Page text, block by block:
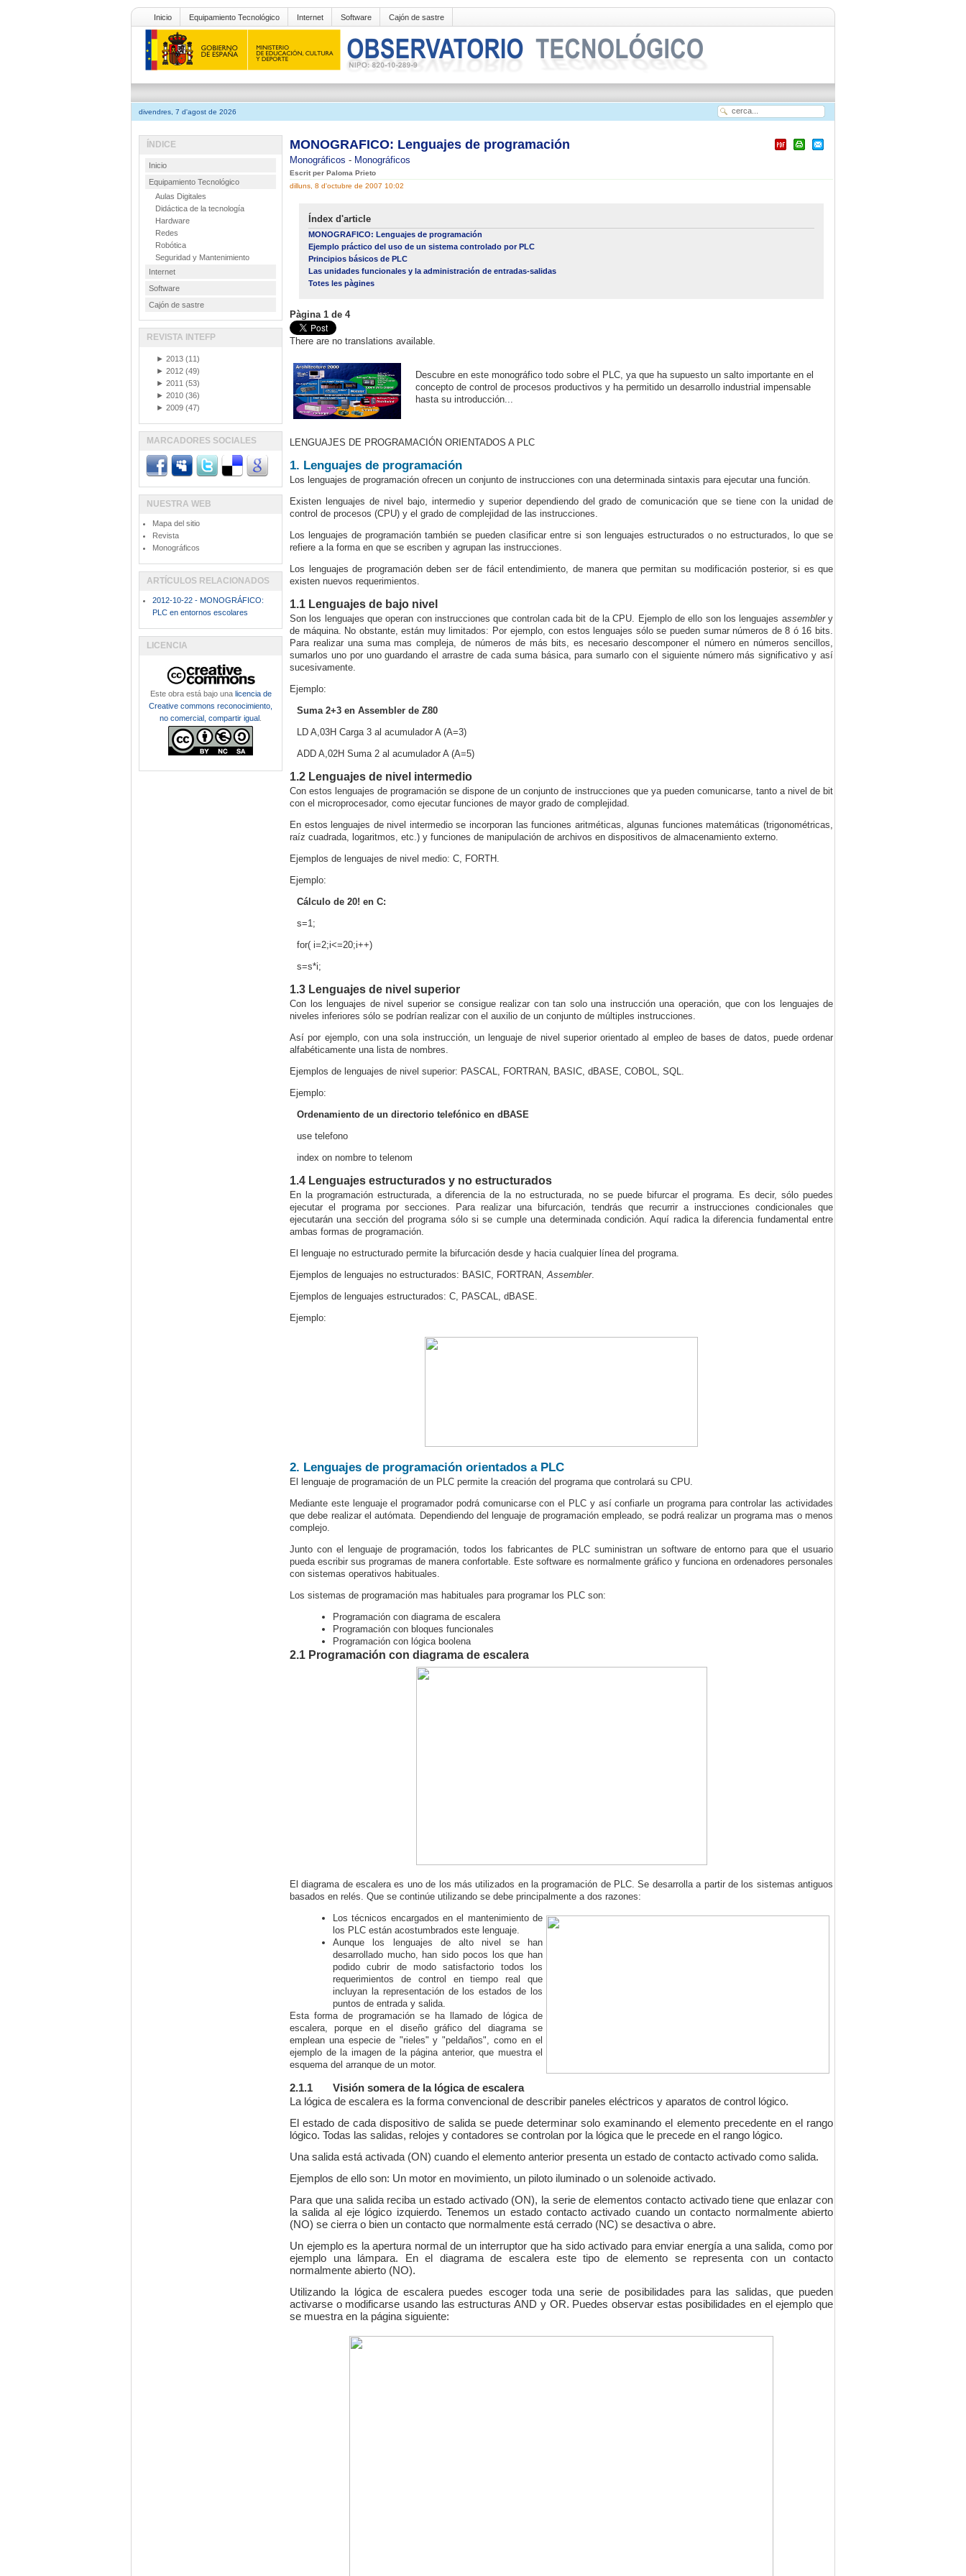
Inicio Equipamiento Tecnológico Internet Software Cajón de sastre
divendres, 7 d'agost de 2026
MONOGRAFICO: Lenguajes de programación
Monográficos - Monográficos
Escrit per Paloma Prieto
dilluns, 8 d'octubre de 2007 10:02
Índex d'article
MONOGRAFICO: Lenguajes de programación
Ejemplo práctico del uso de un sistema controlado por PLC
Principios básicos de PLC
Las unidades funcionales y la administración de entradas-salidas
Totes les pàgines
Pàgina 1 de 4
There are no translations available.
Descubre en este monográfico todo sobre el PLC, ya que ha supuesto un salto importante en el
concepto de control de procesos productivos y ha permitido un desarrollo industrial impensable
hasta su introducción...
LENGUAJES DE PROGRAMACIÓN ORIENTADOS A PLC
1. Lenguajes de programación
Los lenguajes de programación ofrecen un conjunto de instrucciones con una determinada sintaxis para ejecutar una función.
Existen lenguajes de nivel bajo, intermedio y superior dependiendo del grado de comunicación que se tiene con la unidad de
control de procesos (CPU) y el grado de complejidad de las instrucciones.
Los lenguajes de programación también se pueden clasificar entre si son lenguajes estructurados o no estructurados, lo que se
refiere a la forma en que se escriben y agrupan las instrucciones.
Los lenguajes de programación deben ser de fácil entendimiento, de manera que permitan su modificación posterior, si es que
existen nuevos requerimientos.
1.1 Lenguajes de bajo nivel
Son los lenguajes que operan con instrucciones que controlan cada bit de la CPU. Ejemplo de ello son los lenguajes assembler y
de máquina. No obstante, están muy limitados: Por ejemplo, con estos lenguajes sólo se pueden sumar números de 8 ó 16 bits.
Para realizar una sumamas compleja, de números de más bits, es necesario descomponer el número en números sencillos,
sumarlos uno por uno guardando el arrastre de cada suma básica, para sumarlo con el siguiente número más significativo y así
sucesivamente.
Ejemplo:
Suma 2+3 en Assembler de Z80
LD A,03H Carga 3 al acumulador A (A=3)
ADD A,02H Suma 2 al acumulador A (A=5)
1.2 Lenguajes de nivel intermedio
Con estos lenguajes de programación se dispone de un conjunto de instrucciones que ya pueden comunicarse, tanto a nivel de bit
con el microprocesador, como ejecutar funciones de mayor grado de complejidad.
En estos lenguajes de nivel intermedio se incorporan las funciones aritméticas, algunas funciones matemáticas (trigonométricas,
raíz cuadrada, logaritmos, etc.) y funciones de manipulación de archivos en dispositivos de almacenamiento externo.
Ejemplos de lenguajes de nivel medio: C, FORTH.
Ejemplo:
Cálculo de 20! en C:
s=1;
for( i=2;i<=20;i++)
s=s*i;
1.3 Lenguajes de nivel superior
Con los lenguajes de nivel superior se consigue realizar con tan solo una instrucción una operación, que con los lenguajes de
niveles inferiores sólo se podrían realizar con el auxilio de un conjunto de múltiples instrucciones.
Así por ejemplo, con una sola instrucción, un lenguaje de nivel superior orientado al empleo de bases de datos, puede ordenar
alfabéticamente una lista de nombres.
Ejemplos de lenguajes de nivel superior: PASCAL, FORTRAN, BASIC, dBASE, COBOL, SQL.
Ejemplo:
Ordenamiento de un directorio telefónico en dBASE
use telefono
index on nombre to telenom
1.4 Lenguajes estructurados y no estructurados
En la programación estructurada, a diferencia de la no estructurada, no se puede bifurcar el programa. Es decir, sólo puedes
ejecutar el programa por secciones. Para realizar una bifurcación, tendrás que recurrir a instrucciones condicionales que
ejecutarán una sección del programa sólo si se cumple una determinada condición. Aquí radica la diferencia fundamental entre
ambas formas de programación.
El lenguaje no estructurado permite la bifurcación desde y hacia cualquier línea del programa.
Ejemplos de lenguajes no estructurados: BASIC, FORTRAN,Assembler.
Ejemplos de lenguajes estructurados: C, PASCAL, dBASE.
Ejemplo:
2. Lenguajes de programación orientados a PLC
El lenguaje de programación de un PLC permite la creación del programa que controlará su CPU.
Mediante este lenguaje el programador podrá comunicarse con el PLC y así confiarle un programa para controlar las actividades
que debe realizar el autómata. Dependiendo del lenguaje de programación empleado, se podrá realizar un programamas o menos
complejo.
Junto con el lenguaje de programación, todos los fabricantes de PLC suministran un software de entorno para que el usuario
pueda escribir sus programas de manera confortable. Este software es normalmente gráfico y funciona en ordenadores personales
con sistemas operativos habituales.
Los sistemas de programación mas habituales para programar los PLC son:
Programación con diagrama de escalera
Programación con bloques funcionales
Programación con lógica boolena
2.1 Programación con diagrama de escalera
El diagrama de escalera es uno de los más utilizados en la programación de PLC. Se desarrolla a partir de los sistemas antiguos
basados en relés. Que se continúe utilizando se debe principalmente a dos razones:
Los técnicos encargados en el mantenimiento de
los PLC están acostumbrados este lenguaje.
Aunque los lenguajes de alto nivel se han
desarrollado mucho, han sido pocos los que han
podido cubrir de modo satisfactorio todos los
requerimientos de control en tiempo real que
incluyan la representación de los estados de los
puntos de entrada y salida.
Esta forma de programación se ha llamado de lógica de
escalera, porque en el diseño gráfico del diagrama se
emplean una especie de "rieles" y "peldaños", como en el
ejemplo de la imagen de la página anterior, que muestra el
esquema del arranque de un motor.
2.1.1
Visión somera de la lógica de escalera
La lógica de escalera es la forma convencional de describir paneles eléctricos y aparatos de control lógico.
El estado de cada dispositivo de salida se puede determinar solo examinando el elemento precedente en el rango
lógico. Todas las salidas, relojes y contadores se controlan por la lógica que le precede en el rango lógico.
Una salida está activada (ON) cuando el elemento anterior presenta un estado de contacto activado como salida.
Ejemplos de ello son: Un motor en movimiento, un piloto iluminado o un solenoide activado.
Para que una salida reciba un estado activado (ON), la serie de elementos contacto activado tiene que enlazar con
la salida al eje lógico izquierdo. Tenemos un estado contacto activado cuando un contacto normalmente abierto
(NO) se cierra o bien un contacto que normalmente está cerrado (NC) se desactiva o abre.
Un ejemplo es la apertura normal de un interruptor que ha sido activado para enviar energía a una salida, como por
ejemplo una lámpara. En el diagrama de escalera este tipo de elemento se representa con un contacto
normalmente abierto (NO).
Utilizando la lógica de escalera puedes escoger toda una serie de posibilidades para las salidas, que pueden
activarse o modificarse usando las estructuras AND y OR. Puedes observar estas posibilidades en el ejemplo que
se muestra en la página siguiente:
ÍNDICE
Inicio
Equipamiento Tecnológico
Aulas Digitales
Didáctica de la tecnología
Hardware
Redes
Robótica
Seguridad y Mantenimiento
Internet
Software
Cajón de sastre
REVISTA INTEFP
► 2013 (11)
► 2012 (49)
► 2011 (53)
► 2010 (36)
► 2009 (47)
MARCADORES SOCIALES
NUESTRA WEB
Mapa del sitio
Revista
Monográficos
ARTÍCULOS RELACIONADOS
2012-10-22 - MONOGRÁFICO:
PLC en entornos escolares
LICENCIA
Este obra está bajo una licencia de
Creative commons reconocimiento,
no comercial, compartir igual